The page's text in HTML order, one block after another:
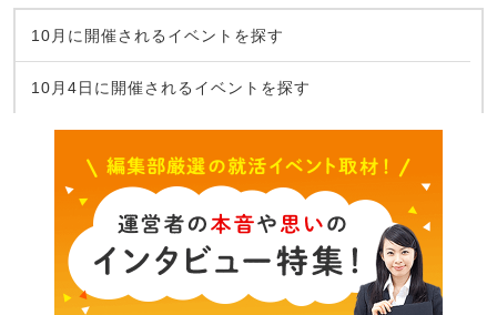
10月に開催されるイベントを探す
10月4日に開催されるイベントを探す